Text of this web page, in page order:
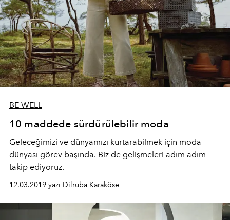
BE WELL
10 maddede sürdürülebilir moda
Geleceğimizi ve dünyamızı kurtarabilmek için moda
dünyası görev başında. Biz de gelişmeleri adım adım
takip ediyoruz.
12.03.2019 yazı Dilruba Karaköse